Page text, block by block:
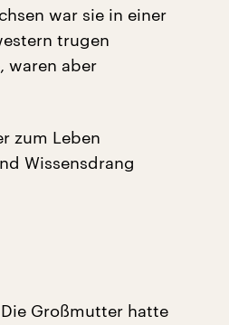
war sie in einer
trugen
waren aber
zum Leben
Wissensdrang
Großmutter hatte